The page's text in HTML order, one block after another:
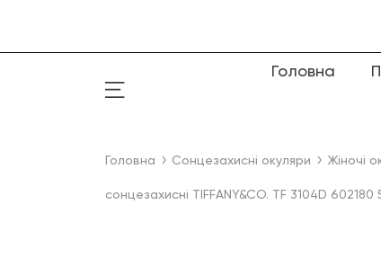
Головна
Головна Сонцезахисні окуляри Жіночі
сонцезахисні TIFFANY&CO. TF 3104D 602180